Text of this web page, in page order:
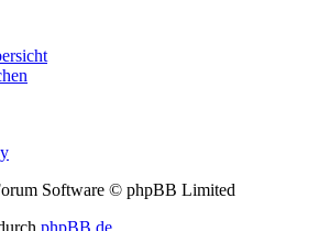
Software © phpBB Limited
phpBB.de